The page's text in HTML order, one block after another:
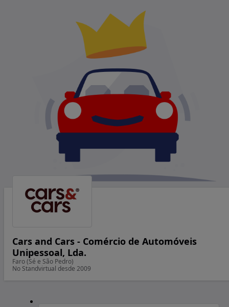
Cars and Cars - Comércio de Automóveis
Unipessoal, Lda.
Faro (Sé e São Pedro)
No Standvirtual desde 2009